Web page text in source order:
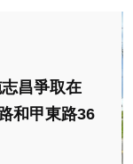
昌爭取在
和甲東路36